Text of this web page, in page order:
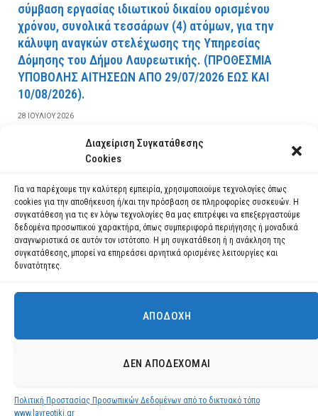
Διαχείριση Συγκατάθεσης
Cookies
Για να παρέχουμε την καλύτερη εμπειρία, χρησιμοποιούμε τεχνολογίες όπως
cookies για την αποθήκευση ή/και την πρόσβαση σε πληροφορίες συσκευών. Η
συγκατάθεση για τις εν λόγω τεχνολογίες θα μας επιτρέψει να επεξεργαστούμε
δεδομένα προσωπικού χαρακτήρα, όπως συμπεριφορά περιήγησης ή μοναδικά
αναγνωριστικά σε αυτόν τον ιστότοπο. Η μη συγκατάθεση ή η ανάκληση της
συγκατάθεσης, μπορεί να επηρεάσει αρνητικά ορισμένες λειτουργίες και
δυνατότητες.
ΑΠΟΔΟΧΉ
ΔΕΝ ΑΠΟΔΈΧΟΜΑΙ
Πολιτική Προστασίας Προσωπικών Δεδομένων από το δικτυακό τόπο
www.lavreotiki.gr
σύμβαση εργασίας ιδιωτικού δικαίου ορισμένου
χρόνου, συνολικά τεσσάρων (4) ατόμων, για την
κάλυψη αναγκών στελέχωσης της Υπηρεσίας
Δόμησης του Δήμου Λαυρεωτικής. (ΠPOΘEΣMIA
YΠOBOΛHΣ AITHΣEΩN AΠO 29/07/2026 EΩΣ KAI
10/08/2026).
28 ΙΟΥΛΊΟΥ 2026
ΔΙΑΒΆΣΤΕ ΠΕΡΙΣΣΌΤΕΡΑ
Χρησιμοποιούμε cookies για να σας προσφέρουμε τη βέλτιστη εμπειρία
πλοήγησης στον ιστότοπό μας.
ρυθμίσεις
Αποδοχή